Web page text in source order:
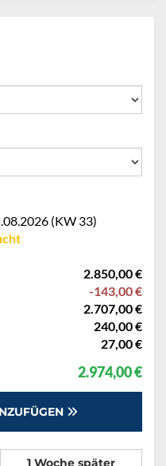
(KW 33)
2.850,00 €
-143,00 €
2.707,00 €
240,00 €
27,00 €
2.974,00 €